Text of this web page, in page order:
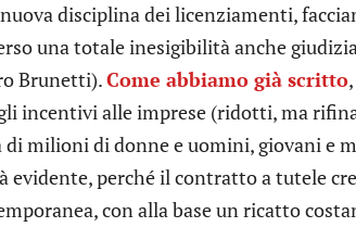
disciplina dei licenziamenti,
una totale inesigibilità anche
Brunetti).Come abbiamo già scritto
incentivi alle imprese (ridotti, ma
milioni di donne e uomini, giovani e
evidente, perché il contratto a tutele
con alla base un ricatto